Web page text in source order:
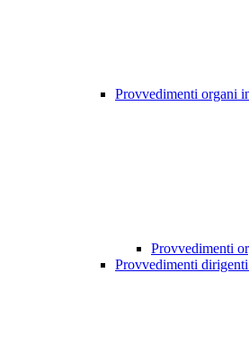
Provvedimenti organi
Provvedimenti
Provvedimenti